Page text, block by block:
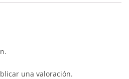
una valoración.